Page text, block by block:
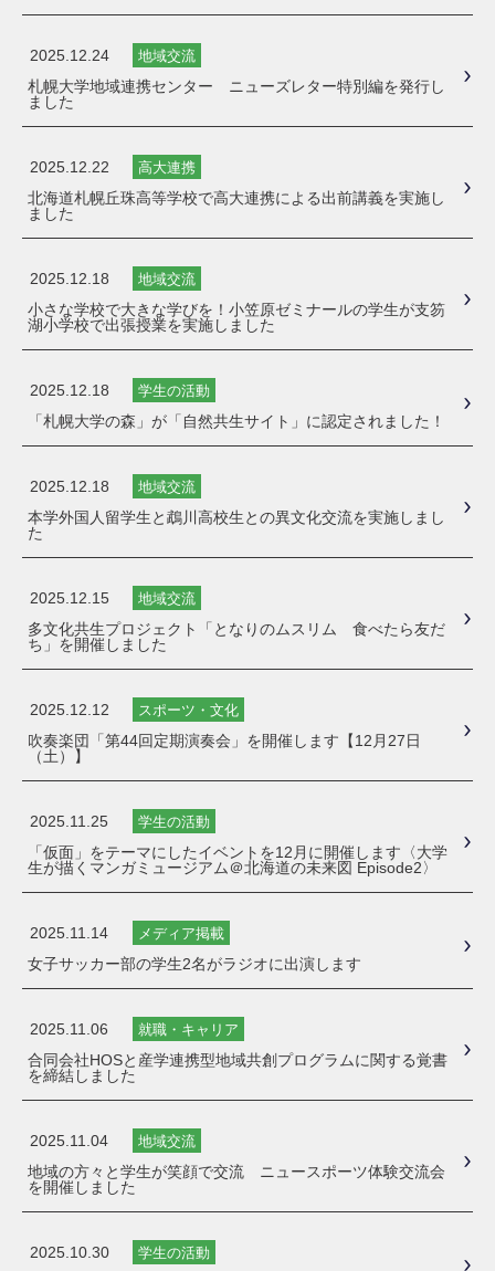
2025.12.24 地域交流
札幌大学地域連携センター ニューズレター特別編を発行し
ました
2025.12.22 高大連携
北海道札幌丘珠高等学校で高大連携による出前講義を実施し
ました
2025.12.18 地域交流
小さな学校で大きな学びを！小笠原ゼミナールの学生が支笏
湖小学校で出張授業を実施しました
2025.12.18 学生の活動
「札幌大学の森」が「自然共生サイト」に認定されました！
2025.12.18 地域交流
本学外国人留学生と鵡川高校生との異文化交流を実施しまし
た
2025.12.15 地域交流
多文化共生プロジェクト「となりのムスリム 食べたら友だ
ち」を開催しました
2025.12.12 スポーツ・文化
吹奏楽団「第44回定期演奏会」を開催します【12月27日
（土）】
2025.11.25 学生の活動
「仮面」をテーマにしたイベントを12月に開催します〈大学
生が描くマンガミュージアム＠北海道の未来図 Episode2〉
2025.11.14 メディア掲載
女子サッカー部の学生2名がラジオに出演します
2025.11.06 就職・キャリア
合同会社HOSと産学連携型地域共創プログラムに関する覚書
を締結しました
2025.11.04 地域交流
地域の方々と学生が笑顔で交流 ニュースポーツ体験交流会
を開催しました
2025.10.30 学生の活動